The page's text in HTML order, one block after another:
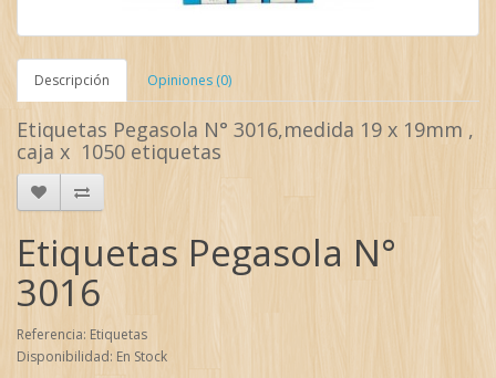
Descripción Opiniones (0)
Etiquetas Pegasola N° 3016,medida 19 x 19mm ,
caja x 1050 etiquetas
Etiquetas Pegasola N°
3016
Referencia: Etiquetas
Disponibilidad: En Stock